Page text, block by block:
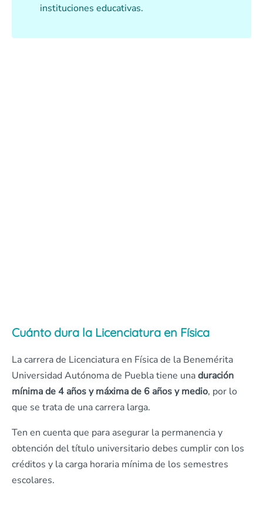
instituciones educativas.
Cuánto dura la Licenciatura en Física
La carrera de Licenciatura en Física de la Benemérita
Universidad Autónoma de Puebla tiene unaduración
mínima de 4 años y máxima de 6 años y medio, por lo
que se trata de una carrera larga.
Ten en cuenta que para asegurar la permanencia y
obtención del título universitario debes cumplir con los
créditos y la carga horaria mínima de los semestres
escolares.